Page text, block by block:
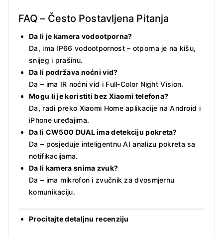
FAQ – Često Postavljena Pitanja
Da li je kamera vodootporna?
Da, ima IP66 vodootpornost – otporna je na kišu,
snijeg i prašinu.
Da li podržava noćni vid?
Da – ima IR noćni vid i Full-Color Night Vision.
Mogu li je koristiti bez Xiaomi telefona?
Da, radi preko Xiaomi Home aplikacije na Android i
iPhone uređajima.
Da li CW500 DUAL ima detekciju pokreta?
Da – posjeduje inteligentnu AI analizu pokreta sa
notifikacijama.
Da li kamera snima zvuk?
Da – ima mikrofon i zvučnik za dvosmjernu
komunikaciju.
Procitajte detaljnu recenziju